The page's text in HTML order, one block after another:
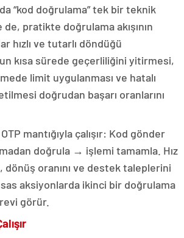
“kod doğrulama” tek bir teknik
pratikte doğrulama akışının
hızlı ve tutarlı döndüğü
kısa sürede geçerliliğini yitirmesi,
limit uygulanması ve hatalı
doğrudan başarı oranlarını
mantığıyla çalışır: Kod gönder
doğrula → işlemi tamamla. Hız
dönüş oranını ve destek taleplerini
aksiyonlarda ikinci bir doğrulama
görür.